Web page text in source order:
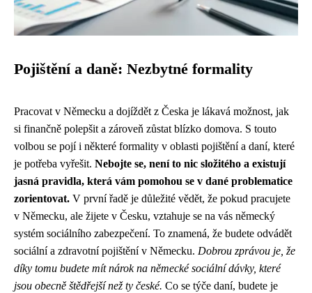
Pojištění a daně: Nezbytné formality
Pracovat v Německu a dojíždět z Česka je lákavá možnost, jak
si finančně polepšit a zároveň zůstat blízko domova. S touto
volbou se pojí i některé formality v oblasti pojištění a daní, které
je potřeba vyřešit. Nebojte se, není to nic složitého a existují
jasná pravidla, která vám pomohou se v dané problematice
zorientovat. V první řadě je důležité vědět, že pokud pracujete
v Německu, ale žijete v Česku, vztahuje se na vás německý
systém sociálního zabezpečení. To znamená, že budete odvádět
sociální a zdravotní pojištění v Německu. Dobrou zprávou je, že
díky tomu budete mít nárok na německé sociální dávky, které
jsou obecně štědřejší než ty české. Co se týče daní, budete je